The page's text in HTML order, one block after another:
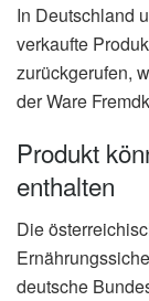
In Deutschland
verkaufte
zurückgerufen,
der Ware
Produkt
enthalten
Die
deutsche